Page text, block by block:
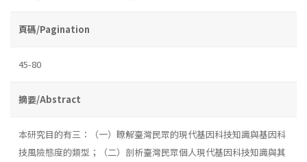
頁碼/Pagination
45-80
摘要/Abstract
本研究目的有三：（一）瞭解臺灣民眾的現代基因科技知識與基因科
技風險態度的類型；（二）剖析臺灣民眾個人現代基因科技知識與其